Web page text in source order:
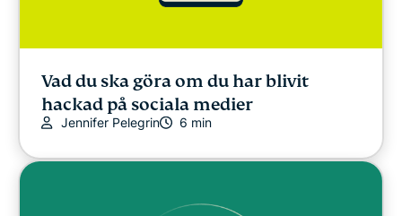
Övrigt
Integritet
Vad du ska göra om du har blivit
hackad på sociala medier
Jennifer Pelegrin 6 min